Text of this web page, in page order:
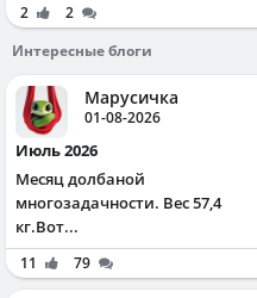
2
2
Интересные блоги
Марусичка
01-08-2026
Июль 2026
Месяц долбаной
многозадачности. Вес 57,4
кг.Вот...
11 79